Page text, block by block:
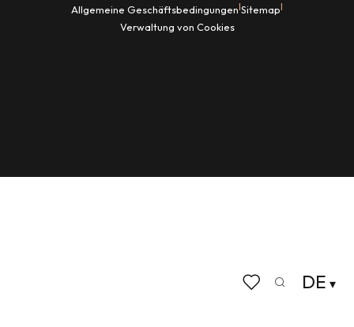
DE
Allgemeine Geschäftsbedingungen|Sitemap|
Verwaltung von Cookies